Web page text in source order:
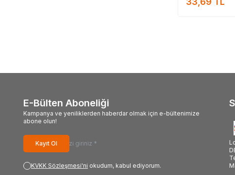
E-Bülten Aboneliği
Kampanya ve yeniliklerden haberdar olmak için e-bültenimize
abone olun!
Kayıt Ol
KVKK Sözleşmesi'ni okudum, kabul ediyorum.